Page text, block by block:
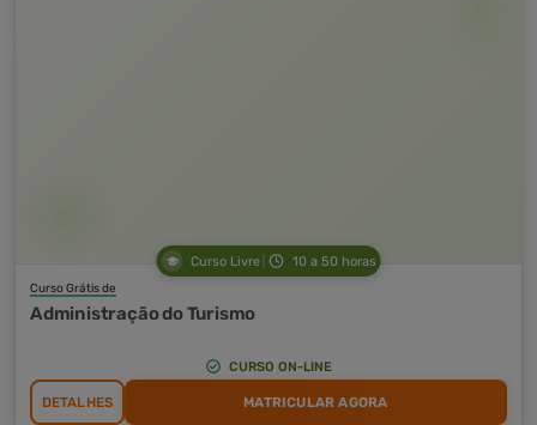
Curso Livre 10 a 50 horas
Curso Grátis de
Administração do Turismo
CURSO ON-LINE
DETALHES MATRICULAR AGORA